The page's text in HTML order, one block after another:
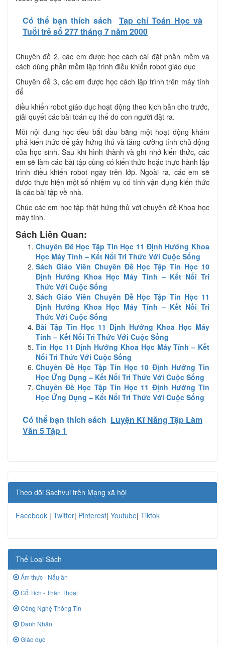
Có thể bạn thích sách
Tạp chí Toán Học và
Tuổi trẻ số 277 tháng 7 năm 2000
Chuyên đề 2, các em được học cách cài đặt phần mềm và
cách dùng phần mềm lập trình điều khiển robot giáo dục
Chuyên đề 3, các em được học cách lập trình trên máy tính
để
điều khiển robot giáo dục hoạt động theo kịch bản cho trước,
giải quyết các bài toán cụ thể do con người đặt ra.
Mỗi nội dung học đều bắt đầu bằng một hoạt động khám
phá kiến thức để gây hứng thú và tăng cường tính chủ động
của học sinh. Sau khi hình thành và ghi nhớ kiến thức, các
em sẽ làm các bài tập cùng có kiến thức hoặc thực hành lập
trình điều khiển robot ngay trên lớp. Ngoài ra, các em sẽ
được thực hiện một số nhiệm vụ có tính vận dụng kiến thức
là các bài tập về nhà.
Chúc các em học tập thật hứng thủ với chuyên đề Khoa học
máy tính.
Sách Liên Quan:
Chuyên Đề Học Tập Tin Học 11 Định Hướng Khoa
Học Máy Tính – Kết Nối Tri Thức Với Cuộc Sống
Sách Giáo Viên Chuyên Đề Học Tập Tin Học 10
Định Hướng Khoa Học Máy Tính – Kết Nối Tri
Thức Với Cuộc Sống
Sách Giáo Viên Chuyên Đề Học Tập Tin Học 11
Định Hướng Khoa Học Máy Tính – Kết Nối Tri
Thức Với Cuộc Sống
Bài Tập Tin Học 11 Định Hướng Khoa Học Máy
Tính – Kết Nối Tri Thức Với Cuộc Sống
Tin Học 11 Định Hướng Khoa Học Máy Tính – Kết
Nối Tri Thức Với Cuộc Sống
Chuyên Đề Học Tập Tin Học 10 Định Hướng Tin
Học Ứng Dụng – Kết Nối Tri Thức Với Cuộc Sống
Chuyên Đề Học Tập Tin Học 11 Định Hướng Tin
Học Ứng Dụng – Kết Nối Tri Thức Với Cuộc Sống
Có thể bạn thích sách Luyện Kĩ Năng Tập Làm
Văn 5 Tập 1
Theo dõi Sachvui trên Mạng xã hội
Facebook | Twitter| Pinterest| Youtube| Tiktok
Thể Loại Sách
Ẩm thực - Nấu ăn
Cổ Tích - Thần Thoại
Công Nghệ Thông Tin
Danh Nhân
Giáo dục